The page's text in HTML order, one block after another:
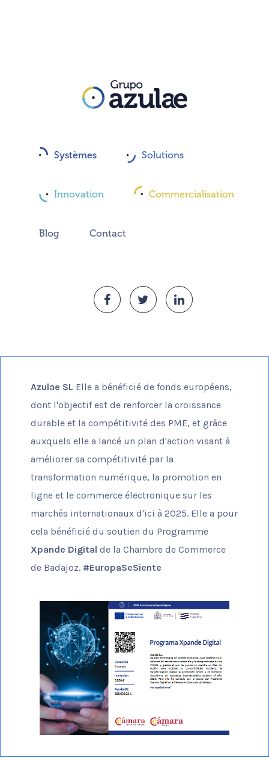
Systèmes Solutions
Innovation Commercialisation
Blog Contact
Azulae SL Elle a bénéficié de fonds européens,
dont l'objectif est de renforcer la croissance
durable et la compétitivité des PME, et grâce
auxquels elle a lancé un plan d'action visant à
améliorer sa compétitivité par la
transformation numérique, la promotion en
ligne et le commerce électronique sur les
marchés internationaux d'ici à 2025. Elle a pour
cela bénéficié du soutien du Programme
Xpande Digital de la Chambre de Commerce
de Badajoz. #EuropaSeSiente